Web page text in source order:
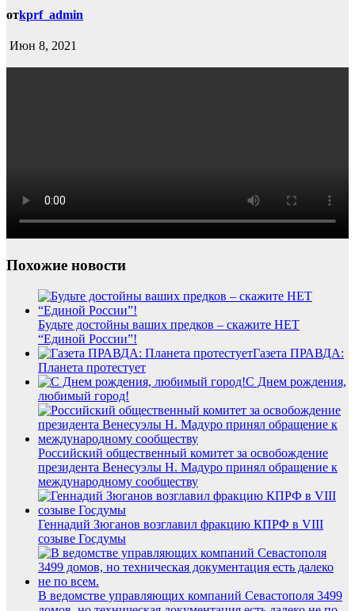
отkprf_admin
Июн 8, 2021
Похожие новости
Будьте достойны ваших предков – скажите НЕТ
“Единой России”!
Газета ПРАВДА:
Планета протестует
С Днем рождения,
любимый город!
Российский общественный комитет за освобождение
президента Венесуэлы Н. Мадуро принял обращение к
международному сообществу
Геннадий Зюганов возглавил фракцию КПРФ в VIII
созыве Госдумы
В ведомстве управляющих компаний Севастополя 3499